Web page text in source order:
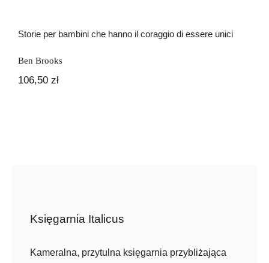
Storie per bambini che hanno il coraggio di essere unici
Ben Brooks
106,50 zł
Księgarnia Italicus
Kameralna, przytulna księgarnia przybliżająca